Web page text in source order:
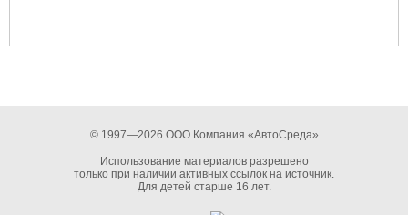
© 1997—2026 ООО Компания «АвтоСреда»
Использование материалов разрешено
только при наличии активных ссылок на источник.
Для детей старше 16 лет.